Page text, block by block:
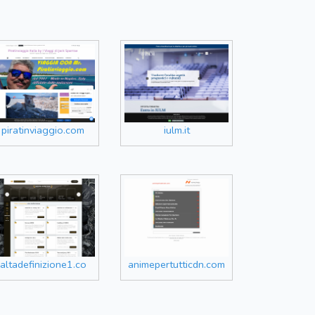
piratinviaggio.com iulm.it
altadefinizione1.co animepertutticdn.com